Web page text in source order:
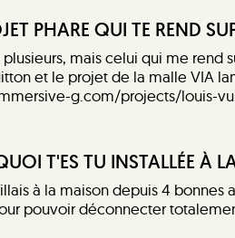
PHARE QUI TE REND
plusieurs, mais celui qui me rend
et le projet de la malle VIA
g.com/projects/louis-
T'ES TU INSTALLÉE À
à la maison depuis 4
pouvoir déconnecter